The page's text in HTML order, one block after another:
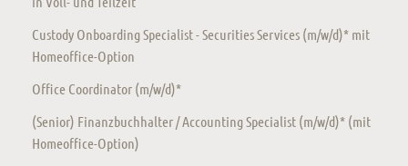
Custody Onboarding Specialist - Securities Services (m/w/d)* mit
Homeoffice-Option
Office Coordinator (m/w/d)*
(Senior) Finanzbuchhalter / Accounting Specialist (m/w/d)* (mit
Homeoffice-Option)